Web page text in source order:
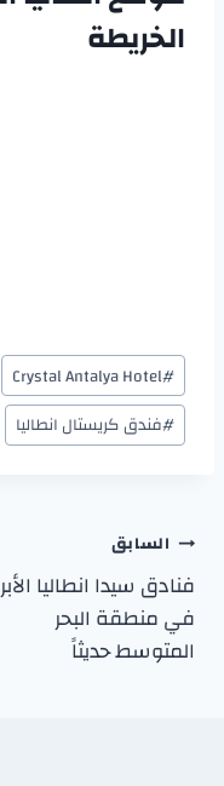
الخريطة
#
Crystal Antalya Hotel
#فندق كريستال انطاليا
السابق
فنادق سيدا انطاليا
في منطقة البحر
المتوسط حديثاً